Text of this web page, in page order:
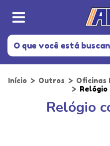
Início > Outros > Oficinas
> Relógio
Relógio